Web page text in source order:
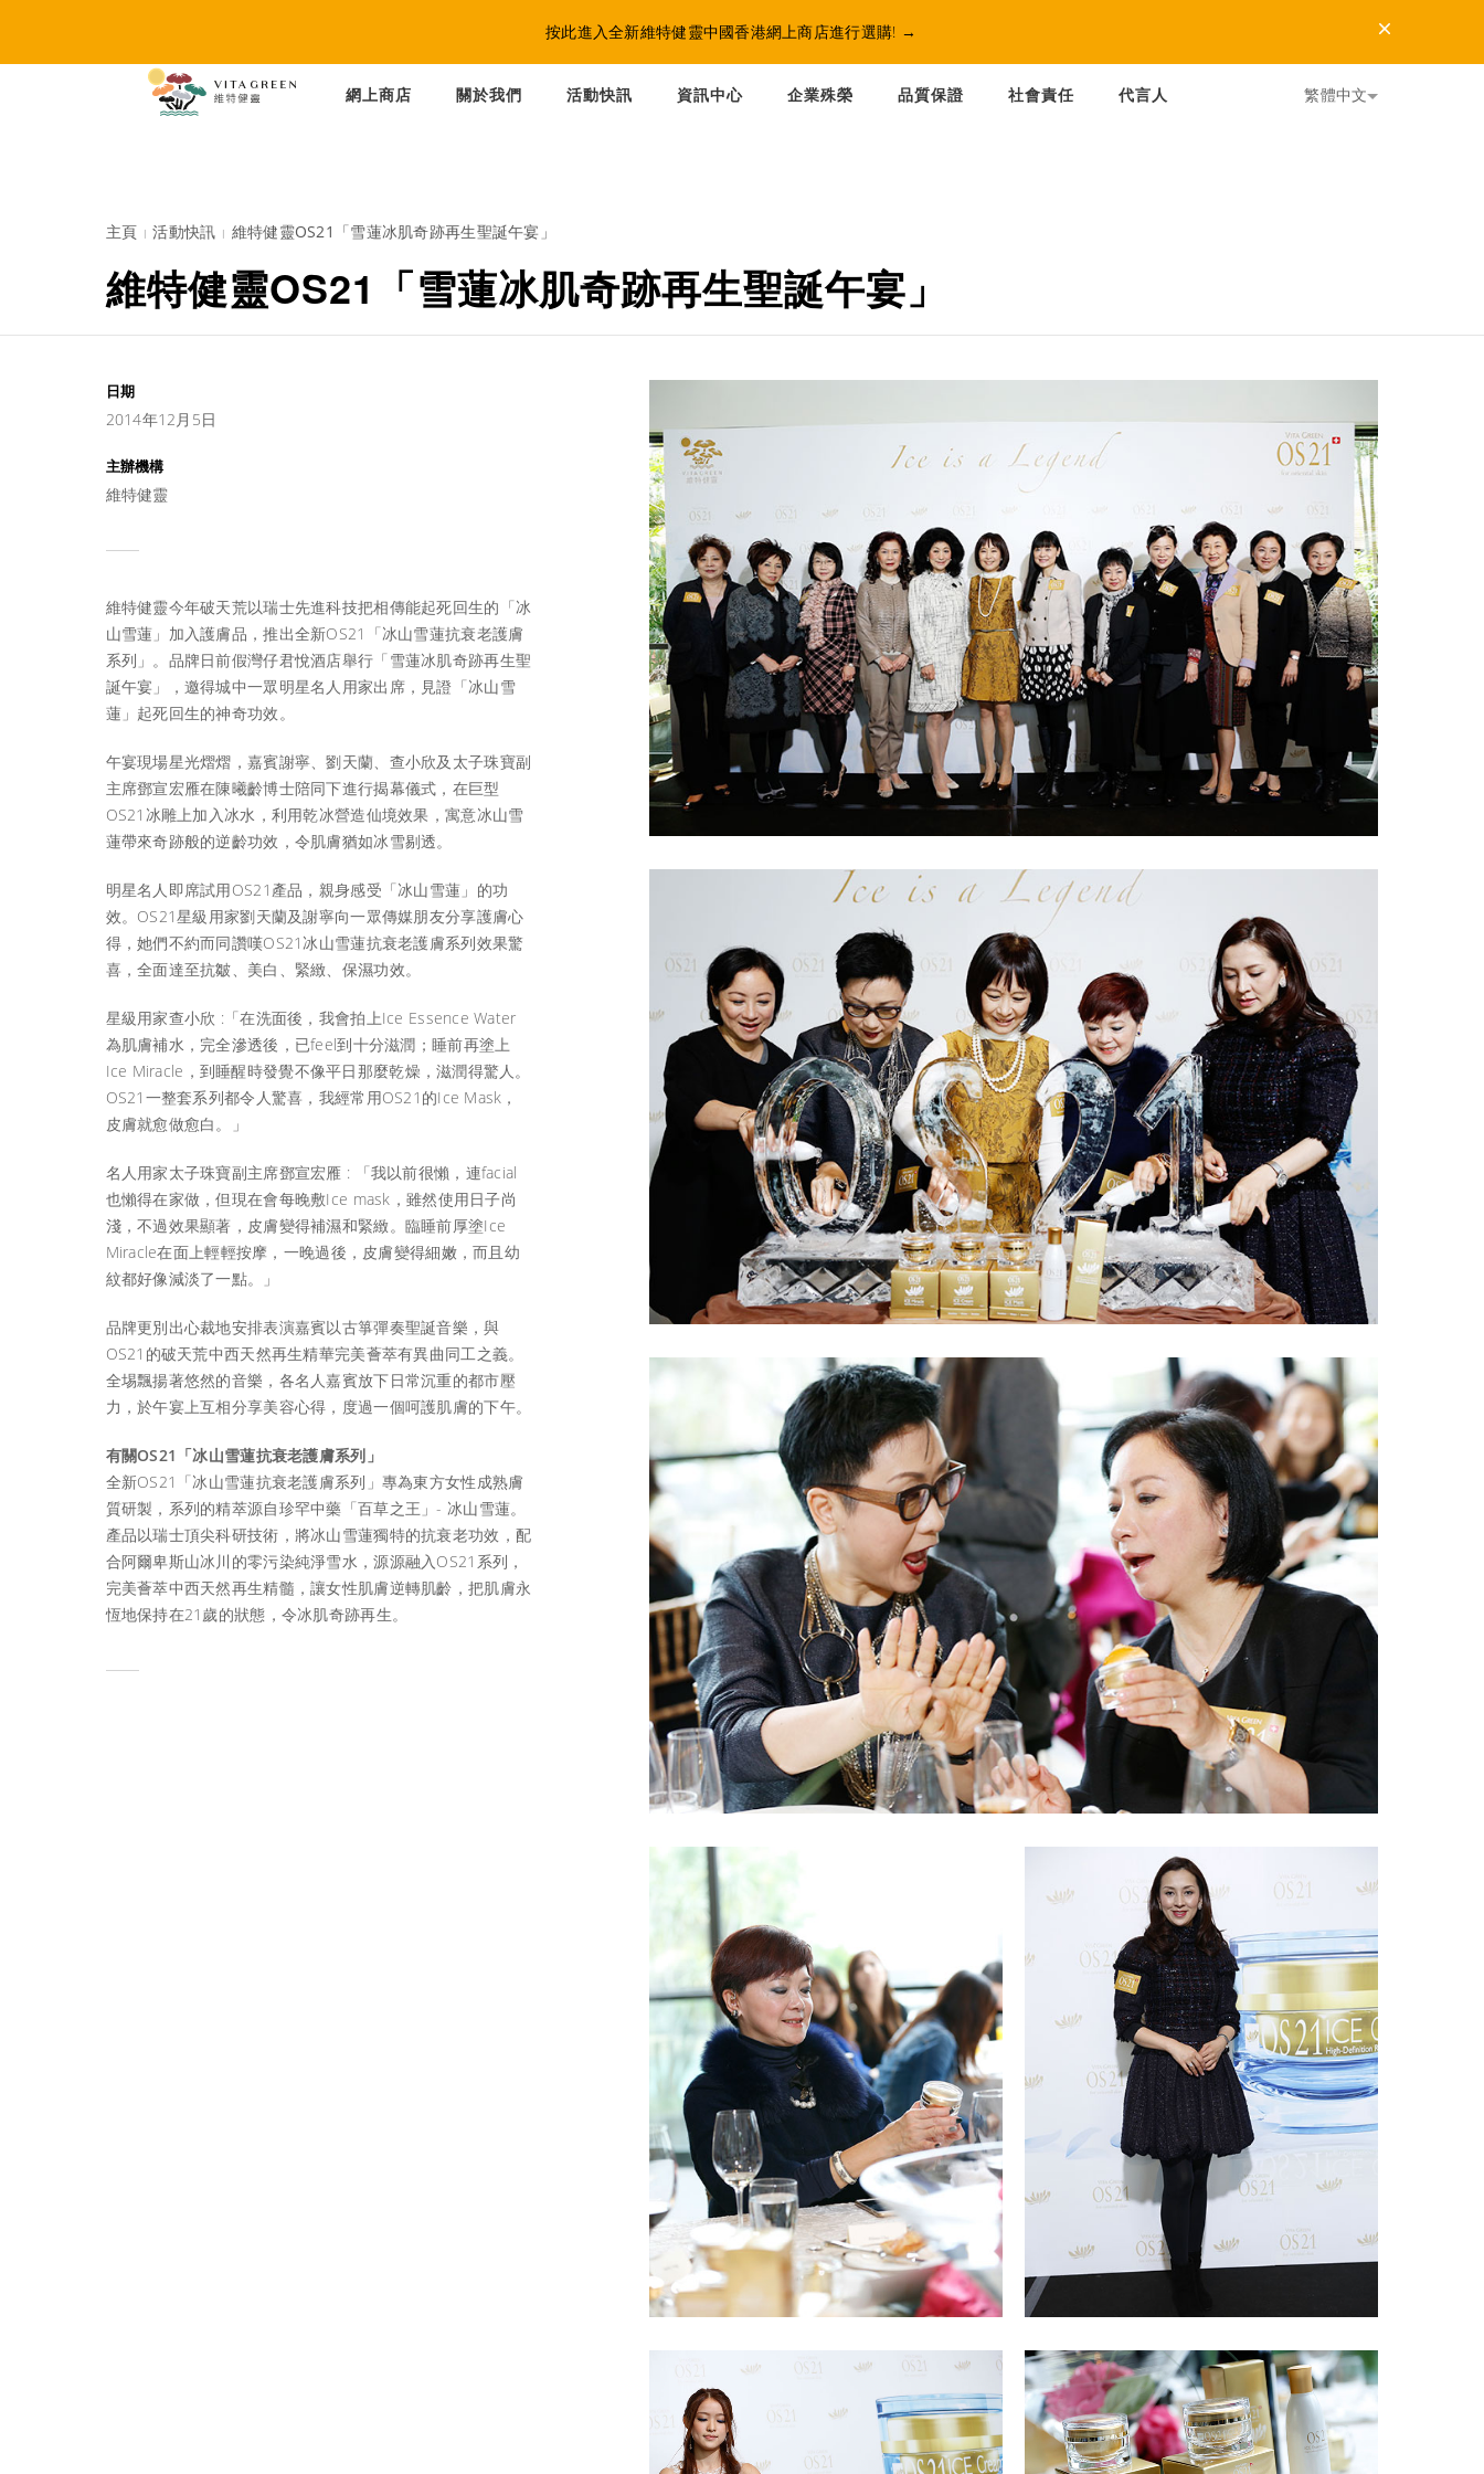
按此進入全新維特健靈中國香港網上商店進行選購! → Dismiss
網上商店 關於我們 活動快訊 資訊中心 企業殊榮 品質保證 社會責任 代言人 繁體中文
主頁 活動快訊 維特健靈OS21「雪蓮冰肌奇跡再生聖誕午宴」
維特健靈OS21「雪蓮冰肌奇跡再生聖誕午宴」
日期
2014年12月5日
主辦機構
維特健靈
維特健靈今年破天荒以瑞士先進科技把相傳能起死回生的「冰
山雪蓮」加入護膚品，推出全新OS21「冰山雪蓮抗衰老護膚
系列」。品牌日前假灣仔君悅酒店舉行「雪蓮冰肌奇跡再生聖
誕午宴」，邀得城中一眾明星名人用家出席，見證「冰山雪
蓮」起死回生的神奇功效。
午宴現場星光熠熠，嘉賓謝寧、劉天蘭、查小欣及太子珠寶副
主席鄧宣宏雁在陳曦齡博士陪同下進行揭幕儀式，在巨型
OS21冰雕上加入冰水，利用乾冰營造仙境效果，寓意冰山雪
蓮帶來奇跡般的逆齡功效，令肌膚猶如冰雪剔透。
明星名人即席試用OS21產品，親身感受「冰山雪蓮」的功
效。OS21星級用家劉天蘭及謝寧向一眾傳媒朋友分享護膚心
得，她們不約而同讚嘆OS21冰山雪蓮抗衰老護膚系列效果驚
喜，全面達至抗皺、美白、緊緻、保濕功效。
星級用家查小欣 :「在洗面後，我會拍上Ice Essence Water
為肌膚補水，完全滲透後，已feel到十分滋潤；睡前再塗上
Ice Miracle，到睡醒時發覺不像平日那麼乾燥，滋潤得驚人。
OS21一整套系列都令人驚喜，我經常用OS21的Ice Mask，
皮膚就愈做愈白。」
名人用家太子珠寶副主席鄧宣宏雁 : 「我以前很懶，連facial
也懶得在家做，但現在會每晚敷Ice mask，雖然使用日子尚
淺，不過效果顯著，皮膚變得補濕和緊緻。臨睡前厚塗Ice
Miracle在面上輕輕按摩，一晚過後，皮膚變得細嫩，而且幼
紋都好像減淡了一點。」
品牌更別出心裁地安排表演嘉賓以古箏彈奏聖誕音樂，與
OS21的破天荒中西天然再生精華完美薈萃有異曲同工之義。
全埸飄揚著悠然的音樂，各名人嘉賓放下日常沉重的都市壓
力，於午宴上互相分享美容心得，度過一個呵護肌膚的下午。
有關OS21「冰山雪蓮抗衰老護膚系列」
全新OS21「冰山雪蓮抗衰老護膚系列」專為東方女性成熟膚
質研製，系列的精萃源自珍罕中藥「百草之王」- 冰山雪蓮。
產品以瑞士頂尖科研技術，將冰山雪蓮獨特的抗衰老功效，配
合阿爾卑斯山冰川的零污染純淨雪水，源源融入OS21系列，
完美薈萃中西天然再生精髓，讓女性肌膚逆轉肌齡，把肌膚永
恆地保持在21歲的狀態，令冰肌奇跡再生。